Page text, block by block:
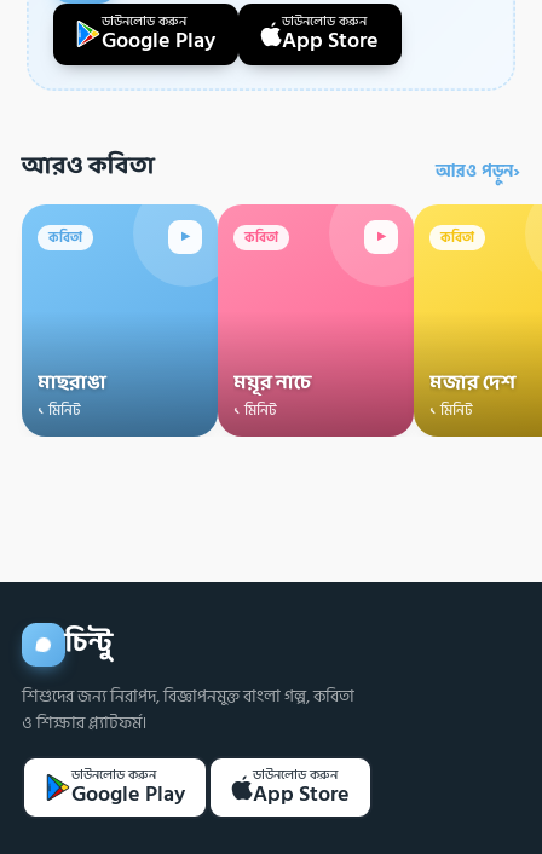
ডাউনলোড করুন
Google Play
ডাউনলোড করুন
App Store
আরও কবিতা আরও পড়ুন›
কবিতা ▸
মাছরাঙা
১ মিনিট
কবিতা ▸
ময়ূর নাচে
১ মিনিট
কবিতা
মজার দেশ
১ মিনিট
চিন্টু
শিশুদের জন্য নিরাপদ, বিজ্ঞাপনমুক্ত বাংলা গল্প, কবিতা
ও শিক্ষার প্ল্যাটফর্ম।
ডাউনলোড করুন
Google Play
ডাউনলোড করুন
App Store